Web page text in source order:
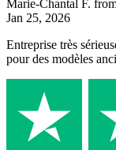
Marie-Chantal F.
Jan 25, 2026
Entreprise très
pour des modèles